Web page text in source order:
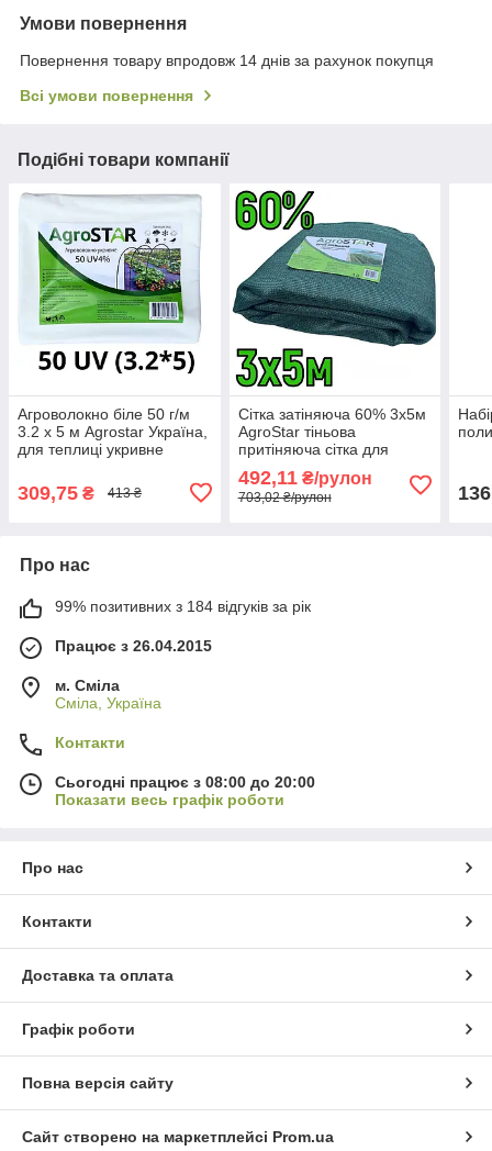
Умови повернення
Повернення товару впродовж 14 днів за рахунок покупця
Всі умови повернення
Подібні товари компанії
Агроволокно біле 50 г/м
3.2 х 5 м Agrostar Україна,
для теплиці укривне
309,75 ₴ 413 ₴
Сітка затіняюча 60% 3x5м
AgroStar тіньова
притіняюча сітка для
492,11₴/рулон
703,02 ₴/рулон
Про нас
99% позитивних з 184 відгуків за рік
Працює з 26.04.2015
м. Сміла
Сміла, Україна
Контакти
Сьогодні працює з 08:00 до 20:00
Показати весь графік роботи
Про нас
Контакти
Доставка та оплата
Графік роботи
Повна версія сайту
Сайт створено на маркетплейсі Prom.ua